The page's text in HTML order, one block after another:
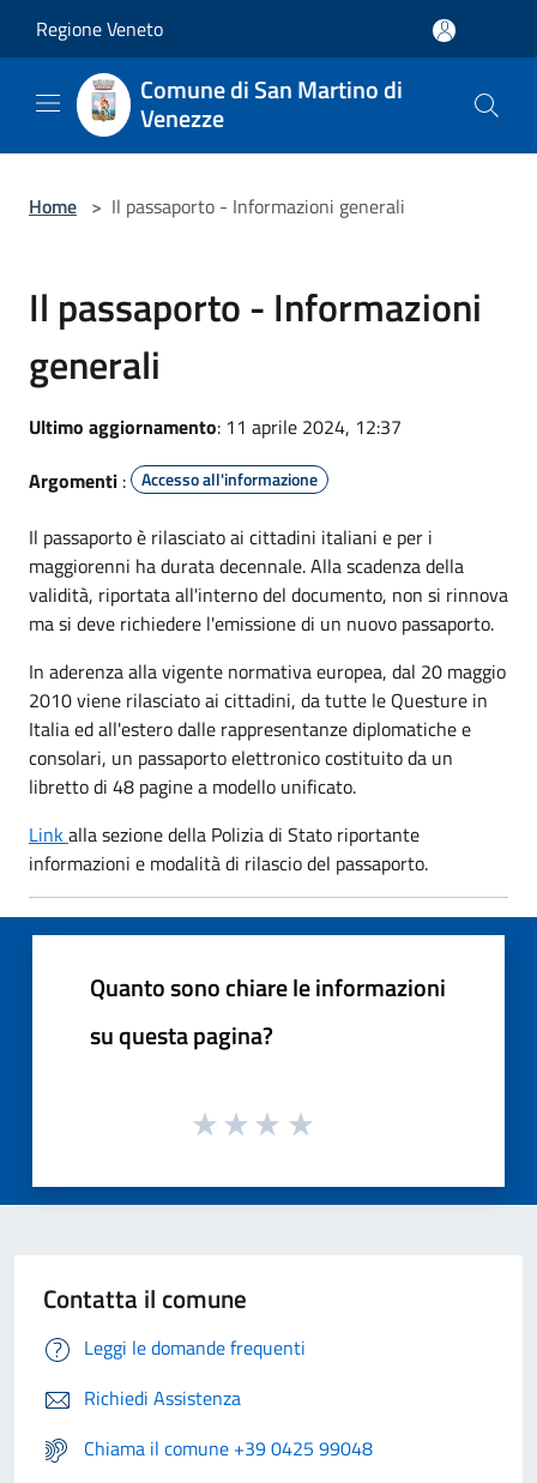
Regione Veneto
Comune di San Martino di
Venezze
Home > Il passaporto - Informazioni generali
Il passaporto - Informazioni
generali
Ultimo aggiornamento: 11 aprile 2024, 12:37
Argomenti : Accesso all'informazione
Il passaporto è rilasciato ai cittadini italiani e per i
maggiorenni ha durata decennale. Alla scadenza della
validità, riportata all'interno del documento, non si rinnova
ma si deve richiedere l'emissione di un nuovo passaporto.
In aderenza alla vigente normativa europea, dal 20 maggio
2010 viene rilasciato ai cittadini, da tutte le Questure in
Italia ed all'estero dalle rappresentanze diplomatiche e
consolari, un passaporto elettronico costituito da un
libretto di 48 pagine a modello unificato.
Linkalla sezione della Polizia di Stato riportante
informazioni e modalità di rilascio del passaporto.
Quanto sono chiare le informazioni
su questa pagina?
Contatta il comune
Leggi le domande frequenti
Richiedi Assistenza
Chiama il comune +39 0425 99048